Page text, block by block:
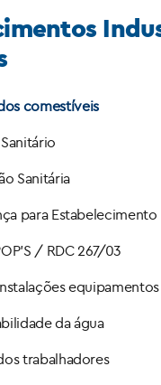
comestíveis
Sanitária
para Estabelecimento
/ RDC 267/03
da água
trabalhadores